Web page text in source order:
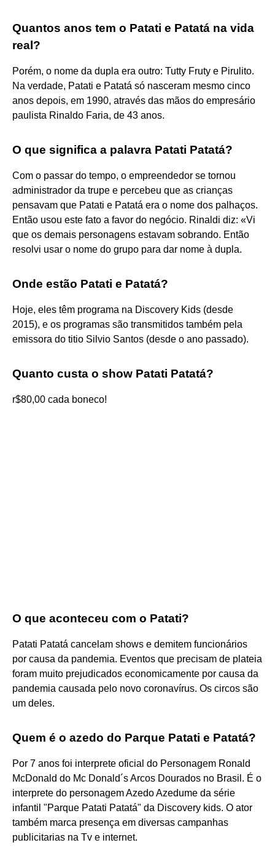
Quantos anos tem o Patati e Patatá na vida
real?
Porém, o nome da dupla era outro: Tutty Fruty e Pirulito.
Na verdade, Patati e Patatá só nasceram mesmo cinco
anos depois, em 1990, através das mãos do empresário
paulista Rinaldo Faria, de 43 anos.
O que significa a palavra Patati Patatá?
Com o passar do tempo, o empreendedor se tornou
administrador da trupe e percebeu que as crianças
pensavam que Patati e Patatá era o nome dos palhaços.
Então usou este fato a favor do negócio. Rinaldi diz: «Vi
que os demais personagens estavam sobrando. Então
resolvi usar o nome do grupo para dar nome à dupla.
Onde estão Patati e Patatá?
Hoje, eles têm programa na Discovery Kids (desde
2015), e os programas são transmitidos também pela
emissora do titio Silvio Santos (desde o ano passado).
Quanto custa o show Patati Patatá?
r$80,00 cada boneco!
O que aconteceu com o Patati?
Patati Patatá cancelam shows e demitem funcionários
por causa da pandemia. Eventos que precisam de plateia
foram muito prejudicados economicamente por causa da
pandemia causada pelo novo coronavírus. Os circos são
um deles.
Quem é o azedo do Parque Patati e Patatá?
Por 7 anos foi interprete oficial do Personagem Ronald
McDonald do Mc Donald´s Arcos Dourados no Brasil. É o
interprete do personagem Azedo Azedume da série
infantil "Parque Patati Patatá" da Discovery kids. O ator
também marca presença em diversas campanhas
publicitarias na Tv e internet.